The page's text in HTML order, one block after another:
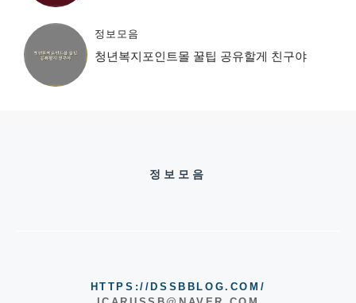
정보모음
청년복지포인트몰 꿀팁 공유할게 친구야
정보모음
HTTPS://DSSBBLOG.COM/